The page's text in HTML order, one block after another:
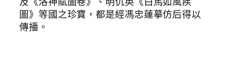
圖》等國之珍寶，都是經馮忠蓮摹仿后得以
傳播。